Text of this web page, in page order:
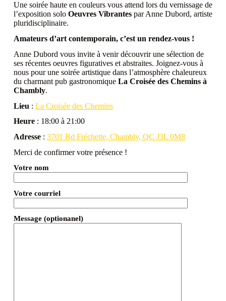
Une soirée haute en couleurs vous attend lors du vernissage de
l’exposition solo Oeuvres Vibrantespar Anne Dubord, artiste
pluridisciplinaire.
Amateurs d’art contemporain, c’est un rendez-vous !
Anne Dubord vous invite à venir découvrir une sélection de
ses récentes oeuvres figuratives et abstraites. Joignez-vous à
nous pour une soirée artistique dans l’atmosphère chaleureux
du charmant pub gastronomique La Croisée des Chemins à
Chambly.
Lieu : La Croisée des Chemins
Heure: 18:00 à 21:00
Adresse: 3701 Bd Fréchette, Chambly, QC J3L 0M8
Merci de confirmer votre présence !
Votre nom
Votre courriel
Message (optionanel)